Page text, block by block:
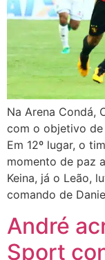
Na Arena Condá,
com o objetivo de
Em 12º lugar, o
momento de paz
Keina, já o Leão,
comando de
André
Sport